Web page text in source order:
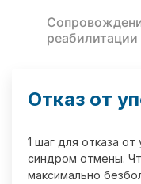
реабилитации
Отказ от
1 шаг для отказа
синдром отмены.
максимально